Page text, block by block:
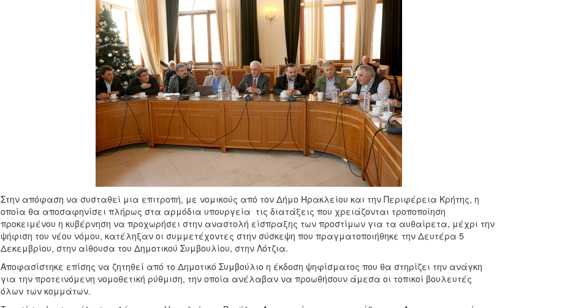
Στην απόφαση να συσταθεί μια επιτροπή, με νομικούς από τον Δήμο Ηρακλείου και την Περιφέρεια Κρήτης, η
οποία θα αποσαφηνίσει πλήρως στα αρμόδια υπουργεία τις διατάξεις που χρειάζονται τροποποίηση
προκειμένου η κυβέρνηση να προχωρήσει στην αναστολή είσπραξης των προστίμων για τα αυθαίρετα, μέχρι την
ψήφιση του νέου νόμου, κατέληξαν οι συμμετέχοντες στην σύσκεψη που πραγματοποιήθηκε την Δευτέρα 5
Δεκεμβρίου, στην αίθουσα του Δημοτικού Συμβουλίου, στην Λότζια.
Αποφασίστηκε επίσης να ζητηθεί από το Δημοτικό Συμβούλιο η έκδοση ψηφίσματος που θα στηρίζει την ανάγκη
για την προτεινόμενη νομοθετική ρύθμιση, την οποία ανέλαβαν να προωθήσουν άμεσα οι τοπικοί βουλευτές
όλων των κομμάτων.